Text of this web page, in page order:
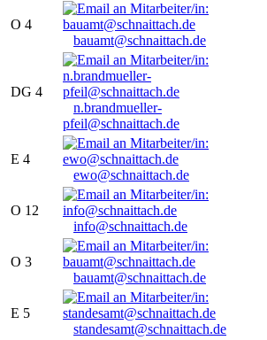
O 4
bauamt@schnaittach.de
DG 4
n.brandmueller-
pfeil@schnaittach.de
E 4
ewo@schnaittach.de
O 12
info@schnaittach.de
O 3
bauamt@schnaittach.de
E 5
standesamt@schnaittach.de